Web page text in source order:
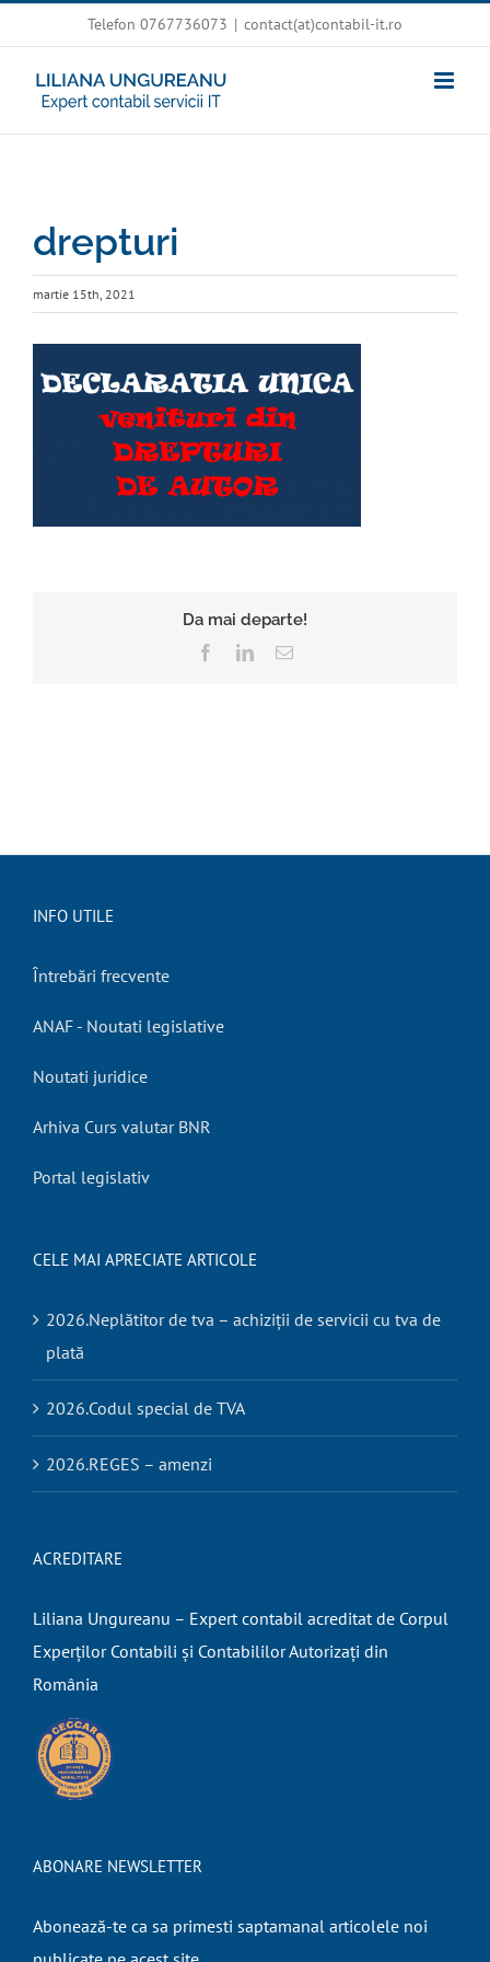
to
content
Telefon 0767736073 | contact(at)contabil-it.ro
drepturi
martie 15th, 2021
Da mai departe!
FacebookLinkedIn
E-
INFO UTILE
Întrebări frecvente
ANAF - Noutati legislative
Noutati juridice
Arhiva Curs valutar BNR
Portal legislativ
CELE MAI APRECIATE ARTICOLE
2026.Neplătitor de tva – achiziții de servicii cu tva de
plată
2026.Codul special de TVA
2026.REGES – amenzi
ACREDITARE
Liliana Ungureanu – Expert contabil acreditat de Corpul
Experților Contabili și Contabililor Autorizați din
România
ABONARE NEWSLETTER
Abonează-te ca sa primesti saptamanal articolele noi